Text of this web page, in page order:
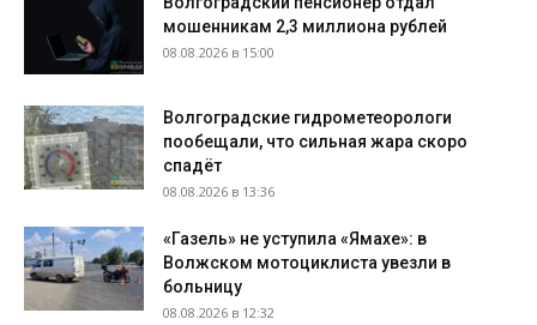
мошенникам 2,3 миллиона рублей
08.08.2026 в 15:00
Волгоградские гидрометеорологи
пообещали, что сильная жара скоро
спадёт
08.08.2026 в 13:36
«Газель» не уступила «Ямахе»: в
Волжском мотоциклиста увезли в
больницу
08.08.2026 в 12:32